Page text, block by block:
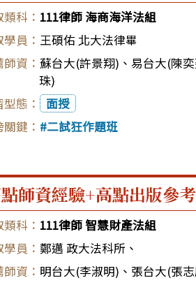
111律師 海商海洋法組
王碩佑 北大法律畢
蘇台大(許景翔) 、 易台大(陳
珠)
面授
二試狂作題班
師資經驗+高點出版參
111律師 智慧財產法組
鄭邁 政大法科所、
明台大(李淑明) 、 張台大(張